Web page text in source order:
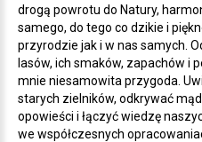
drogą powrotu do Natury,
samego, do tego co dzikie i
przyrodzie jak i w nas samych.
lasów, ich smaków, zapachów i
mnie niesamowita przygoda.
starych zielników, odkrywać
opowieści i łączyć wiedzę
we współczesnych